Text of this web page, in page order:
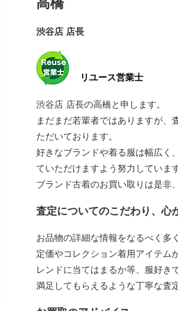
渋谷店 店長
リユース営業士
渋谷店 店長の高橋と申します。
まだまだ若輩者ではありますが、
ただいております。
好きなブランドや着る服は幅広く
ていただけますよう努力していま
ブランド古着のお買い取りは是非
査定についてのこだわり、心
お品物の詳細な情報をなるべく多
定価やコレクション着用アイテム
レンドに当てはまるか等、服好き
満足してもらえるような丁寧な査